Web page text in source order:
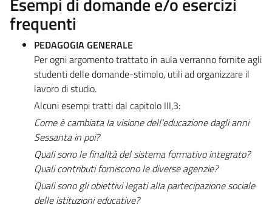
frequenti
PEDAGOGIA GENERALE
Per ogni argomento trattato in aula verranno fornite agli
studenti delle domande-stimolo, utili ad organizzare il
lavoro di studio.
Alcuni esempi tratti dal capitolo III,3:
Come è cambiata la visione dell'educazione dagli anni
Sessanta in poi?
Quali sono le finalità del sistema formativo integrato?
Quali contributi forniscono le diverse agenzie?
Quali sono gli obiettivi legati alla partecipazione sociale
delle istituzioni educative?